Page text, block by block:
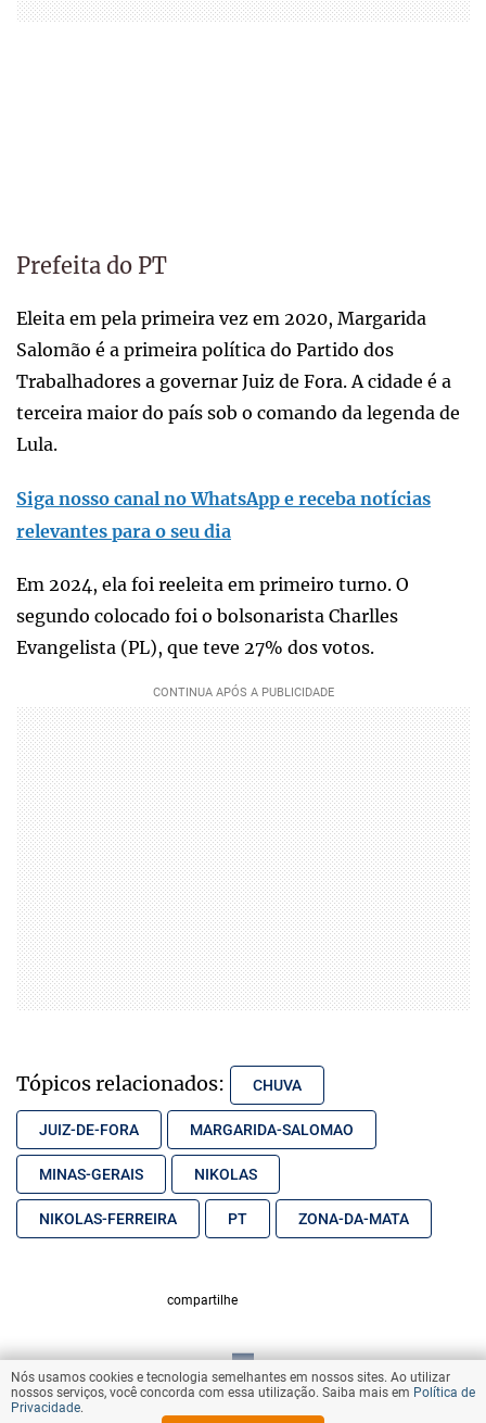
Prefeita do PT
Eleita em pela primeira vez em 2020, Margarida
Salomão é a primeira política do Partido dos
Trabalhadores a governar Juiz de Fora. A cidade é a
terceira maior do país sob o comando da legenda de
Lula.
Siga nosso canal no WhatsApp e receba notícias
relevantes para o seu dia
Em 2024, ela foi reeleita em primeiro turno. O
segundo colocado foi o bolsonarista Charlles
Evangelista (PL), que teve 27% dos votos.
Tópicos relacionados: CHUVA
JUIZ-DE-FORA MARGARIDA-SALOMAO
MINAS-GERAIS NIKOLAS
NIKOLAS-FERREIRA PT ZONA-DA-MATA
compartilhe
VOLTAR AO TOPO
Nós usamos cookies e tecnologia semelhantes em nossos sites. Ao utilizar
nossos serviços, você concorda com essa utilização. Saiba mais em Política de
Privacidade.